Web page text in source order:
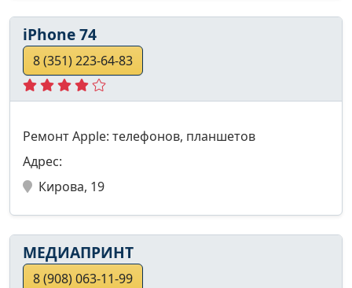
iPhone 74
8 (351) 223-64-83
Ремонт Apple: телефонов, планшетов
Адрес:
Кирова, 19
МЕДИАПРИНТ
8 (908) 063-11-99